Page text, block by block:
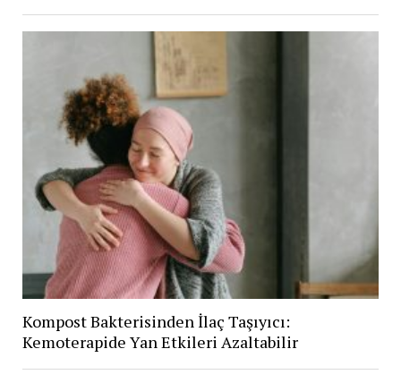
Kompost Bakterisinden İlaç Taşıyıcı:
Kemoterapide Yan Etkileri Azaltabilir